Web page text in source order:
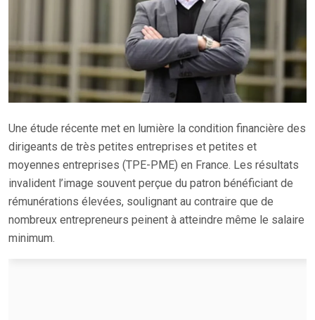
Une étude récente met en lumière la condition financière des
dirigeants de très petites entreprises et petites et
moyennes entreprises (TPE-PME) en France. Les résultats
invalident l’image souvent perçue du patron bénéficiant de
rémunérations élevées, soulignant au contraire que de
nombreux entrepreneurs peinent à atteindre même le salaire
minimum.